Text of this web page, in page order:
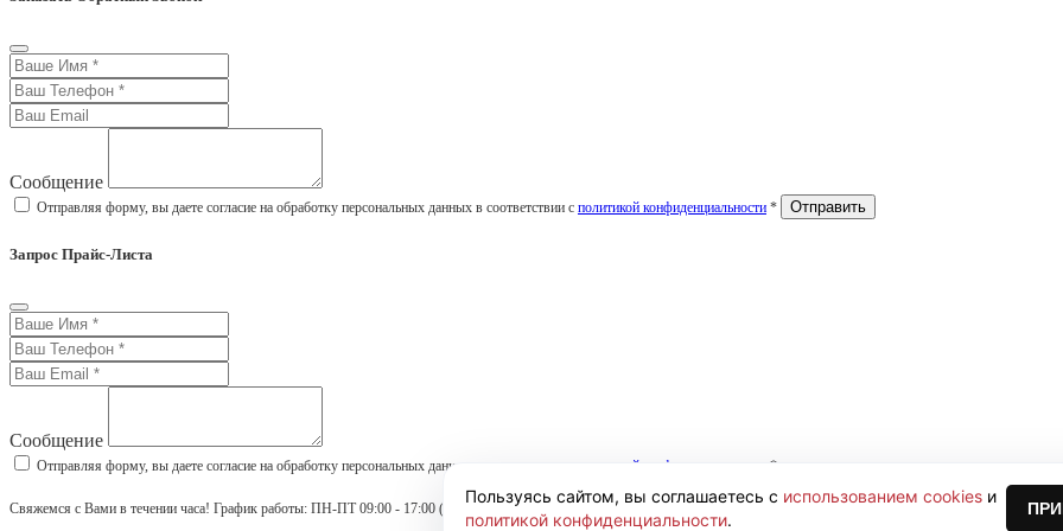
Сообщение
Отправляя форму, вы даете согласие на обработку персональных данных в соответствии с политикой конфиденциальности *
Запрос Прайс-Листа
Сообщение
Отправляя форму, вы даете согласие на обработку персональных данных в соответствии с политикой конфиденциальности *
Свяжемся с Вами в течении часа! График работы: ПН-ПТ 09:00 - 17:00 (МСК)
Пользуясь сайтом, вы соглашаетесь с использованием cookies и
политикой конфиденциальности.